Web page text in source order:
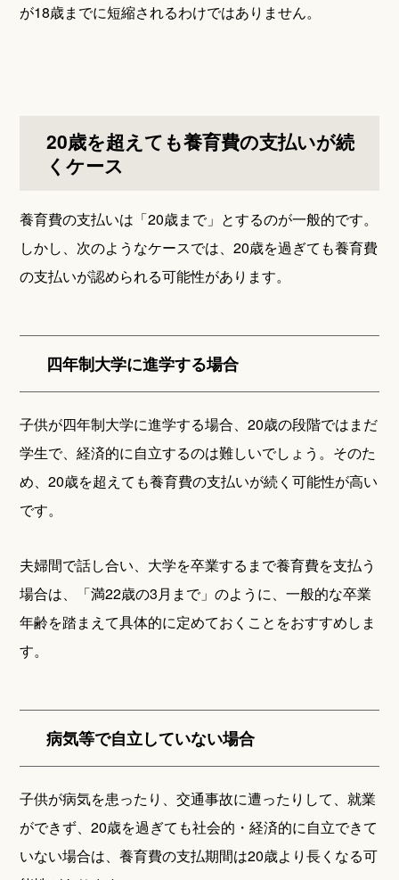
が18歳までに短縮されるわけではありません。
20歳を超えても養育費の支払いが続
くケース
養育費の支払いは「20歳まで」とするのが一般的です。
しかし、次のようなケースでは、20歳を過ぎても養育費
の支払いが認められる可能性があります。
四年制大学に進学する場合
子供が四年制大学に進学する場合、20歳の段階ではまだ
学生で、経済的に自立するのは難しいでしょう。そのた
め、20歳を超えても養育費の支払いが続く可能性が高い
です。
夫婦間で話し合い、大学を卒業するまで養育費を支払う
場合は、「満22歳の3月まで」のように、一般的な卒業
年齢を踏まえて具体的に定めておくことをおすすめしま
す。
病気等で自立していない場合
子供が病気を患ったり、交通事故に遭ったりして、就業
ができず、20歳を過ぎても社会的・経済的に自立できて
いない場合は、養育費の支払期間は20歳より長くなる可